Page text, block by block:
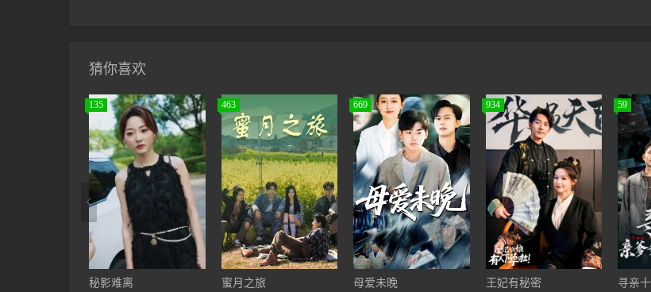
猜你喜欢
135
秘影难离
463
蜜月之旅
669
母爱未晚
934
王妃有秘密
59